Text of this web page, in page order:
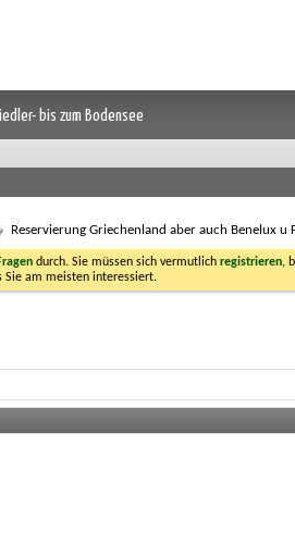
bis zum Bodensee
Reservierung Griechenland aber auch Benelux u
durch. Sie müssen sich vermutlich registrieren,
Sie am meisten interessiert.